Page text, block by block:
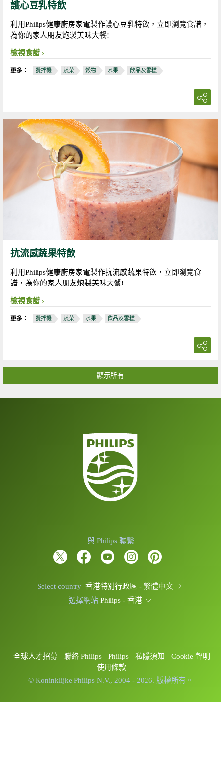
護心豆乳特飲
利用Philips健康廚房家電製作護心豆乳特飲，立即瀏覽食譜，
為你的家人朋友炮製美味大餐!
檢視食譜
更多： 攪拌機 蔬菜 穀物 水果 飲品及雪糕
抗流感蔬果特飲
利用Philips健康廚房家電製作抗流感蔬果特飲，立即瀏覽食
譜，為你的家人朋友炮製美味大餐!
檢視食譜
更多： 攪拌機 蔬菜 水果 飲品及雪糕
顯示所有
與 Philips 聯繫
Select country 香港特別行政區 - 繁體中文
選擇網站 Philips - 香港
全球人才招募 聯絡 Philips Philips 私隱須知
Cookie 聲明
使用條款
© Koninklijke Philips N.V., 2004 - 2026. 版權所有。